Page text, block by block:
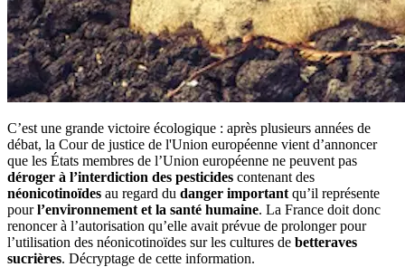
C’est une grande victoire écologique : après plusieurs années de
débat, la Cour de justice de l'Union européenne vient d’annoncer
que les États membres de l’Union européenne ne peuvent pas
déroger à l’interdiction des pesticides contenant des
néonicotinoïdes au regard du danger important qu’il représente
pourl’environnement et la santé humaine. La France doit donc
renoncer à l’autorisation qu’elle avait prévue de prolonger pour
l’utilisation des néonicotinoïdes sur les cultures de betteraves
sucrières. Décryptage de cette information.